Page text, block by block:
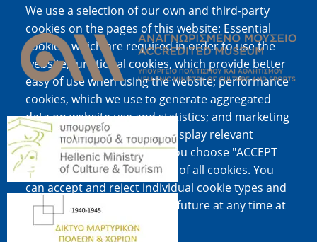
We use a selection of our own and third-party
cookies on the pages of this website: Essential
cookies, which are required in order to use the
website; functional cookies, which provide better
easy of use when using the website; performance
cookies, which we use to generate aggregated
data on website use and statistics; and marketing
cookies, which are used to display relevant
content and advertising. If you choose "ACCEPT
ALL", you consent to the use of all cookies. You
can accept and reject individual cookie types and
revoke your consent for the future at any time at
"Settings".
Image
Image
Image